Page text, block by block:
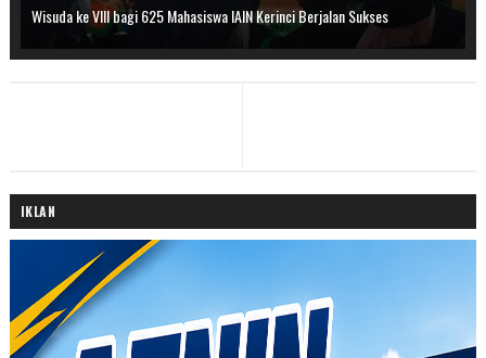
Wisuda ke VIII bagi 625 Mahasiswa IAIN Kerinci Berjalan Sukses
IKLAN